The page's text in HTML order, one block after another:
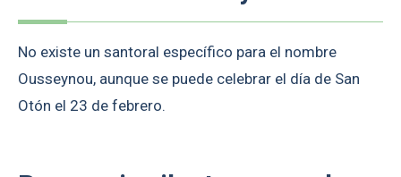
No existe un santoral específico para el nombre
Ousseynou, aunque se puede celebrar el día de San
Otón el 23 de febrero.